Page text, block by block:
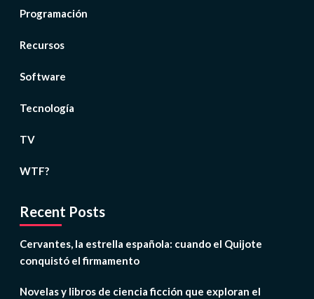
Programación
Recursos
Software
Tecnología
TV
WTF?
Recent Posts
Cervantes, la estrella española: cuando el Quijote
conquistó el firmamento
Novelas y libros de ciencia ficción que exploran el